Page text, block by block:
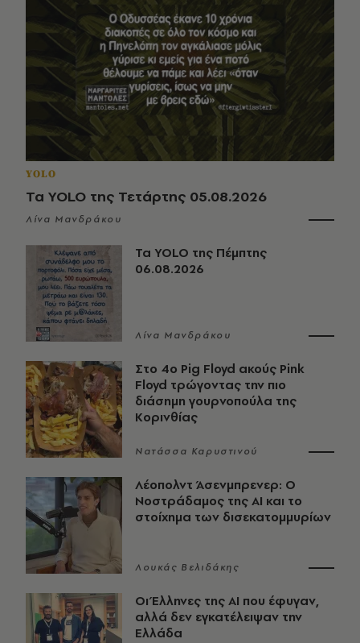
YOLO
Τα YOLO της Τετάρτης 05.08.2026
Λίνα Μανδράκου
Τα YOLO της Πέμπτης
06.08.2026
Λίνα Μανδράκου
Στο 4ο Pig Floyd ακούς Pink
Floyd τρώγοντας την πιο
διάσημη γουρνοπούλα της
Κορινθίας
Νατάσσα Καρυστινού
Λέοπολντ Άσενμπρενερ: Ο
Νοστράδαμος της AI και το
στοίχημα των δισεκατομμυρίων
Λουκάς Βελιδάκης
Οι Έλληνες της ΑΙ που έφυγαν,
αλλά δεν εγκατέλειψαν την
Ελλάδα